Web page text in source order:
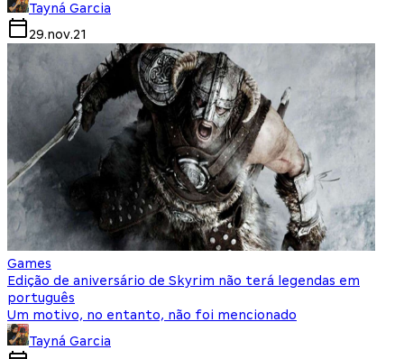
Tayná Garcia
29.nov.21
Games
Edição de aniversário de Skyrim não terá legendas em
português
Um motivo, no entanto, não foi mencionado
Tayná Garcia